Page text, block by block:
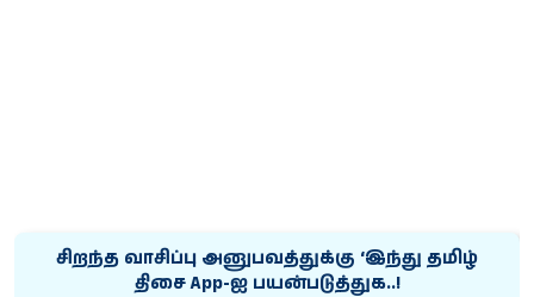
சிறந்த வாசிப்பு அனுபவத்துக்கு ‘இந்து தமிழ்
திசை App-ஐ பயன்படுத்துக..!